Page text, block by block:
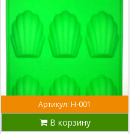
Артикул: Н-001
В корзину